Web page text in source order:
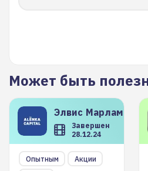
Может быть
Элвис Марламов
Завершен
28.12.24
Опытным
Акции